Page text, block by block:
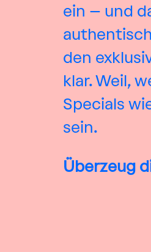
ein – und
den
klar. Weil,
Specials
sein.
Überzeug